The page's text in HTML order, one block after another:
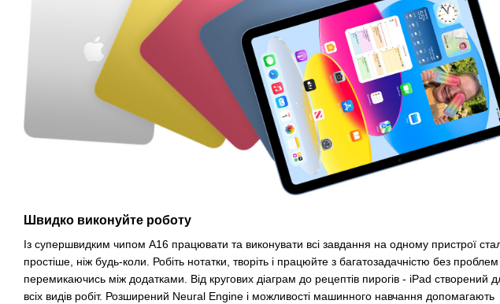
Швидко виконуйте роботу
Із супершвидким чипом A16 працювати та виконувати всі завдання на одному пристрої
простіше, ніж будь-коли. Робіть нотатки, творіть і працюйте з багатозадачністю без проблем
перемикаючись між додатками. Від кругових діаграм до рецептів пирогів - iPad створений
всіх видів робіт. Розширений Neural Engine і можливості машинного навчання допомагають